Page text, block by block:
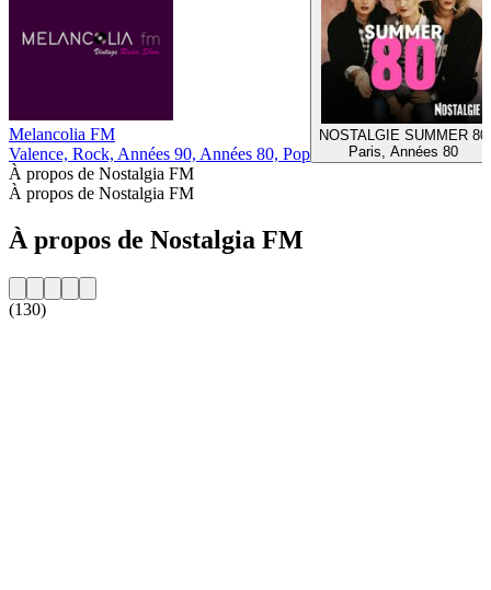
Melancolia FM
Valence, Rock, Années 90, Années 80, Pop
NOSTALGIE SUMMER 80
Paris, Années 80
À propos de Nostalgia FM
À propos de Nostalgia FM
À propos de Nostalgia FM
(130)